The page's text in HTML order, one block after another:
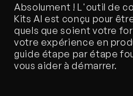
Absolument ! L'outil de
Kits AI est conçu pour
quels que soient votre
votre expérience en
guide étape par étape
vous aider à démarrer.